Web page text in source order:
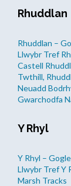
Rhuddlan
Rhuddlan –
Llwybr Tref
Castell
Twthill,
Neuadd
Gwarchodfa
Y Rhyl
Y Rhyl –
Llwybr Tref Y
Marsh Tracks